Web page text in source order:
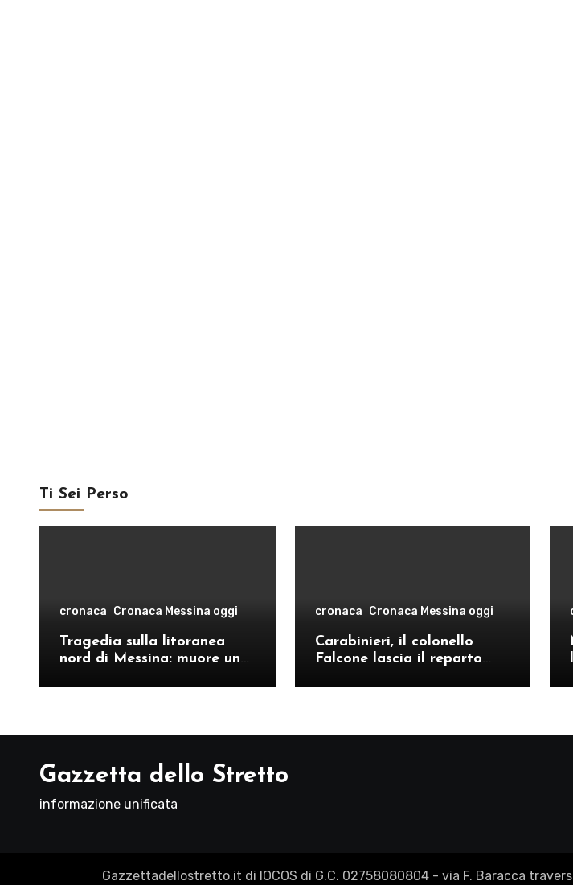
Ti Sei Perso
cronaca Cronaca Messina oggi
Tragedia sulla litoranea
nord di Messina: muore un
cronaca Cronaca Messina oggi
Carabinieri, il colonello
Falcone lascia il reparto
comando provinciale di
Gazzetta dello Stretto
informazione unificata
Gazzettadellostretto.it di IOCOS di G.C. 02758080804 - via F. Baracca